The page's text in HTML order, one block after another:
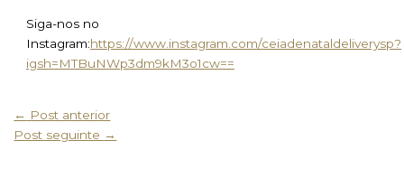
Siga-nos no
Instagram:https://www.instagram.com/ceiadenataldeliverysp?
igsh=MTBuNWp3dm9kM3o1cw==
← Post anterior
Post seguinte →